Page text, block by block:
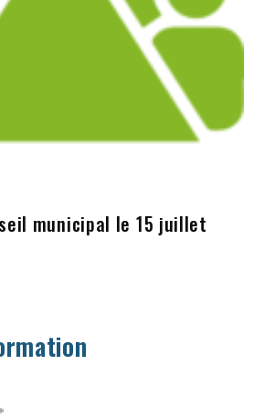
municipal le 15 juillet